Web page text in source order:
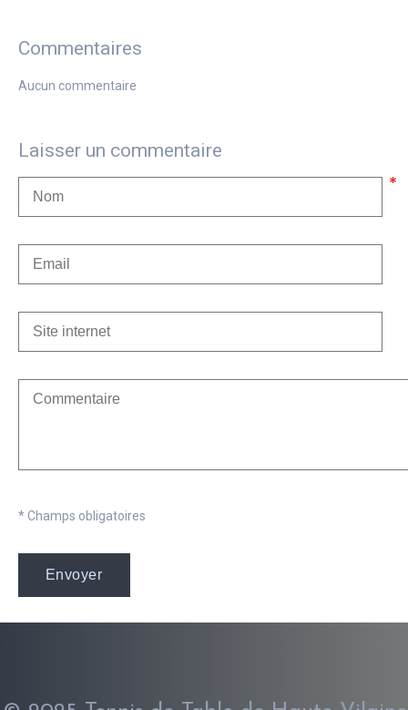
Commentaires
Aucun commentaire
Laisser un commentaire
* Champs obligatoires